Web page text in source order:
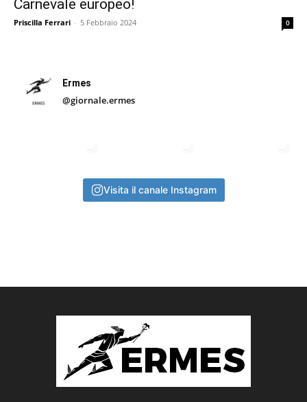
Carnevale europeo!
Priscilla Ferrari - 5 Febbraio 2024 0
Ermes
@giornale.ermes
Visita il canale Instagram